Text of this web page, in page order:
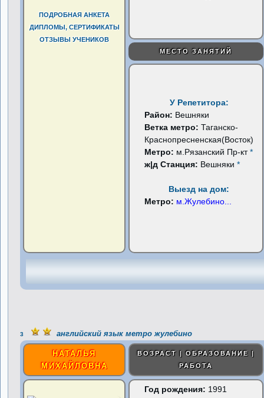
ПОДРОБНАЯ АНКЕТА
ДИПЛОМЫ, СЕРТИФИКАТЫ
ОТЗЫВЫ УЧЕНИКОВ
МЕСТО ЗАНЯТИЙ
У Репетитора:
Район: Вешняки
Ветка метро:Таганско-
Краснопресненская(Восток)
Метро: м.Рязанский Пр-кт*
ж|д Станция: Вешняки*
Выезд на дом:
Метро: м.Жулебино
3 английский язык метро жулебино
НАТАЛЬЯ
МИХАЙЛОВНА
ВОЗРАСТ | ОБРАЗОВАНИЕ |
РАБОТА
Год рождения: 1991